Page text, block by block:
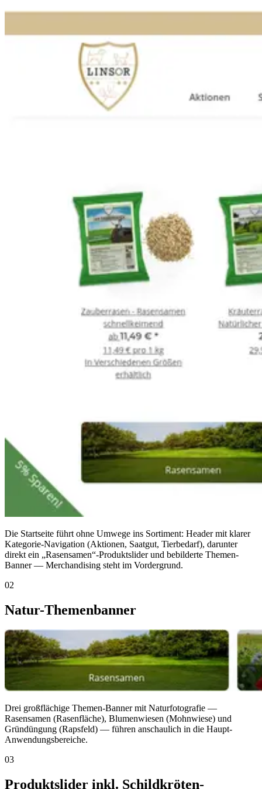
Die Startseite führt ohne Umwege ins Sortiment: Header mit klarer
Kategorie-Navigation (Aktionen, Saatgut, Tierbedarf), darunter
direkt ein „Rasensamen“-Produktslider und bebilderte Themen-
Banner — Merchandising steht im Vordergrund.
02
Natur-Themenbanner
Drei großflächige Themen-Banner mit Naturfotografie —
Rasensamen (Rasenfläche), Blumenwiesen (Mohnwiese) und
Gründüngung (Rapsfeld) — führen anschaulich in die Haupt-
Anwendungsbereiche.
03
Produktslider inkl. Schildkröten-